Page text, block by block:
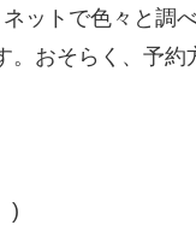
ットで色々と調
。おそらく、予約
)